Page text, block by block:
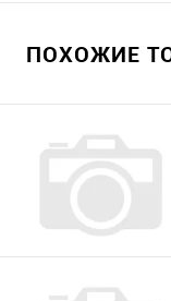
ПОХОЖИЕ